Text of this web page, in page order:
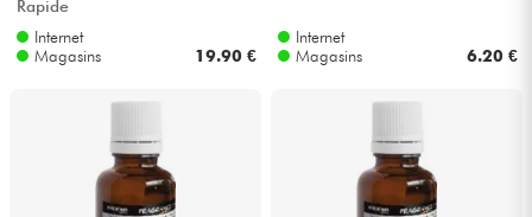
Rapide
Internet
Magasins
19.90 €
Internet
Magasins
6.20 €